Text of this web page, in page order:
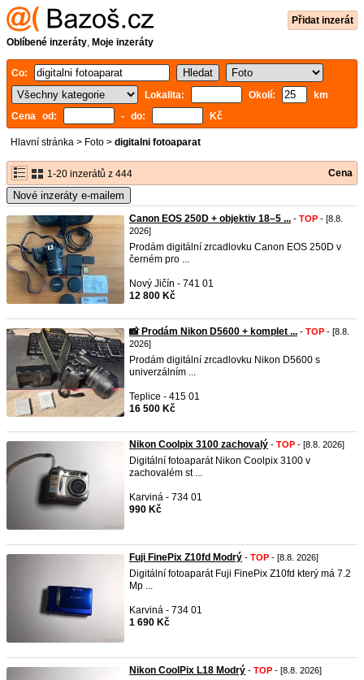
Přidat inzerát
Oblíbené inzeráty, Moje inzeráty
Co:
Lokalita:
Okolí:
km
Cena od:
- do: Kč
Hlavní stránka > Foto > digitalni fotoaparat
1-20 inzerátů z 444 Cena
Nové inzeráty e-mailem
Canon EOS 250D + objektiv 18–5 ... - TOP - [8.8.
2026]
Prodám digitální zrcadlovku Canon EOS 250D v
černém pro ...
Nový Jičín - 741 01
12 800 Kč
📸 Prodám Nikon D5600 + komplet ... - TOP - [8.8.
2026]
Prodám digitální zrcadlovku Nikon D5600 s
univerzálním ...
Teplice - 415 01
16 500 Kč
Nikon Coolpix 3100 zachovalý - TOP - [8.8. 2026]
Digitální fotoaparát Nikon Coolpix 3100 v
zachovalém st ...
Karviná - 734 01
990 Kč
Fuji FinePix Z10fd Modrý - TOP - [8.8. 2026]
Digitální fotoaparát Fuji FinePix Z10fd který má 7.2
Mp ...
Karviná - 734 01
1 690 Kč
Nikon CoolPix L18 Modrý - TOP - [8.8. 2026]